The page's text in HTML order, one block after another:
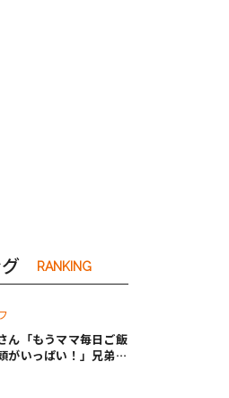
RANKING
ん「もうママ毎日ご飯
がいっぱい！」兄弟夏